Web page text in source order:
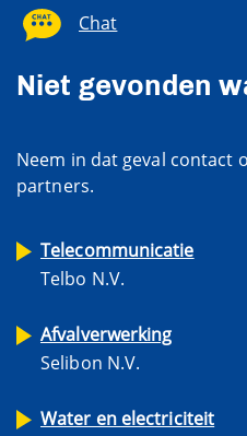
Chat
Niet gevonden
Neem in dat geval contact
partners.
Telecommunicatie
Telbo N.V.
Afvalverwerking
Selibon N.V.
Water en electriciteit